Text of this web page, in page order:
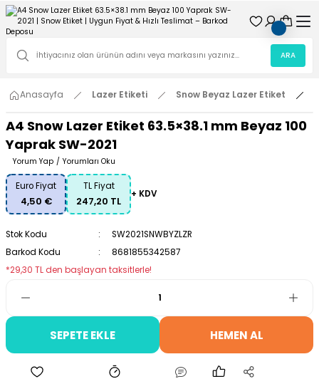
ARA
Anasayfa Lazer Etiketi Snow Beyaz Lazer Etiket
A4 Snow Lazer Etiket 63.5×38.1 mm Beyaz 100
Yaprak SW-2021
Yorum Yap / Yorumları Oku
Euro Fiyat
4,50 €
TL Fiyat
247,20 TL
+ KDV
Stok Kodu
SW2021SNWBYZLZR
Barkod Kodu
8681855342587
*29,30 TL den başlayan taksitlerle!
SEPETE EKLE HEMEN AL